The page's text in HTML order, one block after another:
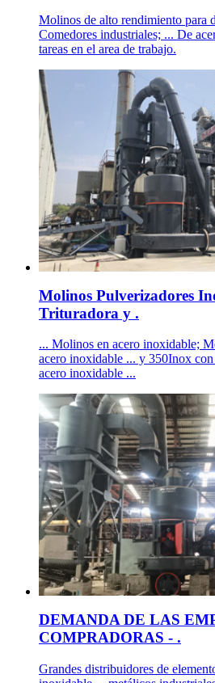
Molinos de alto rendimiento para
Comedores industriales; ... De
tareas en el area de trabajo.
Molinos Pulverizadores
Trituradora y .
... Molinos en acero inoxidable;
acero inoxidable ... y 350Inox con
acero inoxidable ...
DEMANDA DE LAS
COMPRADORAS - .
Grandes distribuidores de